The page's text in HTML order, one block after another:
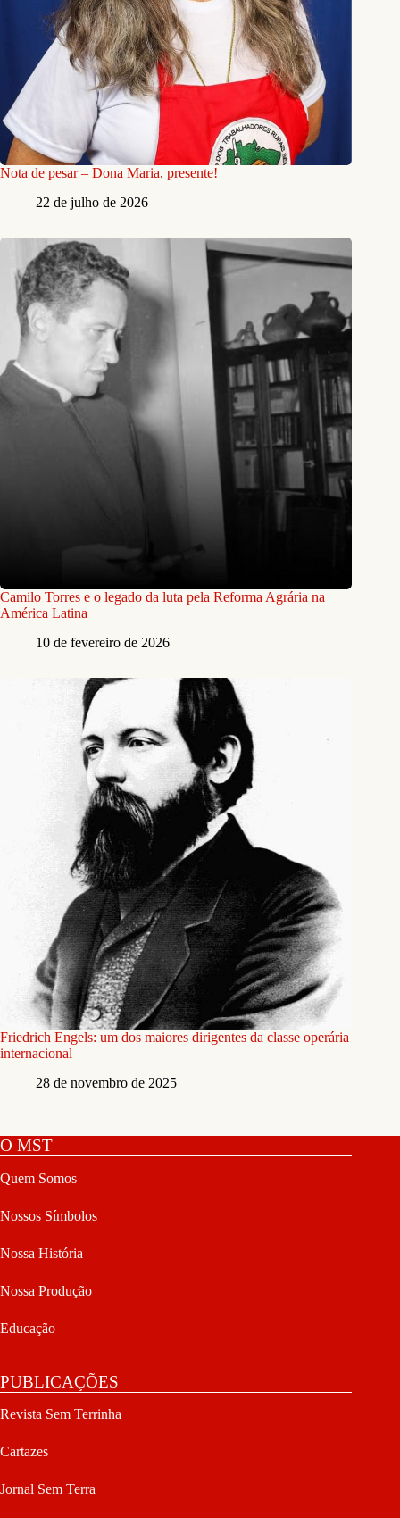
Nota de pesar – Dona Maria, presente!
22 de julho de 2026
Camilo Torres e o legado da luta pela Reforma Agrária na
América Latina
10 de fevereiro de 2026
Friedrich Engels: um dos maiores dirigentes da classe operária
internacional
28 de novembro de 2025
O MST
Quem Somos
Nossos Símbolos
Nossa História
Nossa Produção
Educação
PUBLICAÇÕES
Revista Sem Terrinha
Cartazes
Jornal Sem Terra